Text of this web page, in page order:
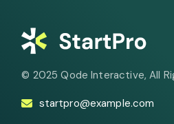
© 2025Qode Interactive, All
startpro@example.com